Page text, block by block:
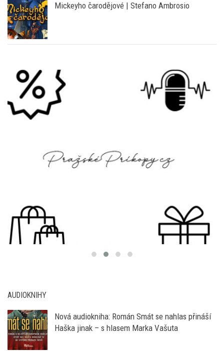
Mickeyho čarodějové | Stefano Ambrosio
AUDIOKNIHY
Nová audiokniha: Román Smát se nahlas přináší
Haška jinak – s hlasem Marka Vašuta